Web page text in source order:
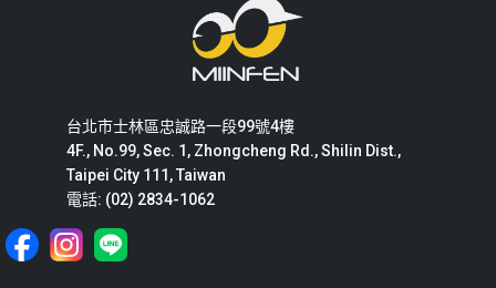
台北市士林區忠誠路一段99號4樓
4F., No.99, Sec. 1, Zhongcheng Rd., Shilin Dist.,
Taipei City 111, Taiwan
電話: (02) 2834-1062